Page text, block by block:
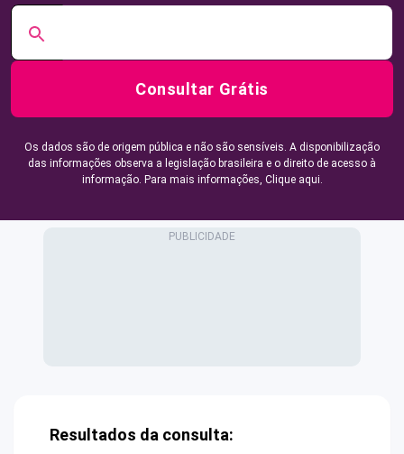
Consultar Grátis
Os dados são de origem pública e não são sensíveis. A disponibilização
das informações observa a legislação brasileira e o direito de acesso à
informação. Para mais informações, Clique aqui.
Resultados da consulta: